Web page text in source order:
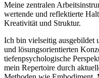
Meine zentralen
wertende und reflektierte
Kreativität und Struktur.
Ich bin vielseitig ausgebildet
und lösungsorientierten
tiefenpsychologische
mein Repertoire durch